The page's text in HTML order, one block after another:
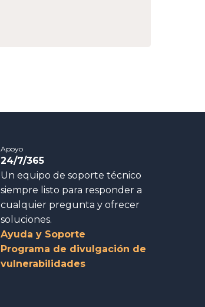
Apoyo
24/7/365
Un equipo de soporte técnico
siempre listo para responder a
cualquier pregunta y ofrecer
soluciones.
Ayuda y Soporte
Programa de divulgación de
vulnerabilidades